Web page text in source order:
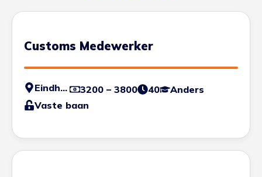
Customs Medewerker
Eindhoven 3200 – 3800 40
Anders
Vaste baan